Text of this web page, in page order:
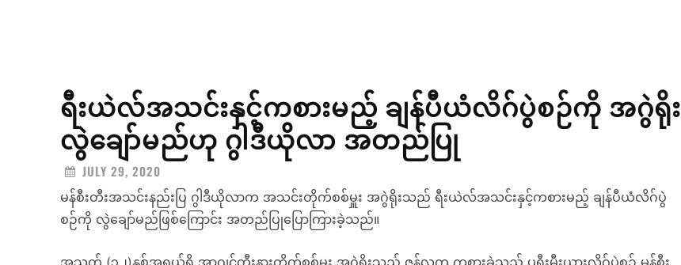
ရီးယဲလ်အသင်းနှင့်ကစားမည့် ချန်ပီယံလိဂ်ပွဲစဉ်ကို အဂွဲရိုး
လွဲချော်မည်ဟု ဂွါဒီယိုလာ အတည်ပြု
JULY 29, 2020
မန်စီးတီးအသင်းနည်းပြ ဂွါဒီယိုလာက အသင်းတိုက်စစ်မှူး အဂွဲရိုးသည် ရီးယဲလ်အသင်းနှင့်ကစားမည့် ချန်ပီယံလိဂ်ပွဲ
စဉ်ကို လွဲချော်မည်ဖြစ်ကြောင်း အတည်ပြုပြောကြားခဲ့သည်။